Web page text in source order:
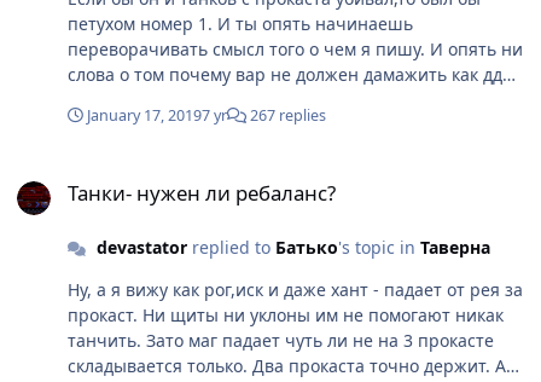
петухом номер 1. И ты опять начинаешь
переворачивать смысл того о чем я пишу. И опять ни
слова о том почему вар не должен дамажить как дд
танков. В упор не видишь этого.
January 17, 20197 yr 267 replies
Танки- нужен ли ребаланс?
devastatorreplied to Батько's topic in Таверна
Ну, а я вижу как рог,иск и даже хант - падает от рея за
прокаст. Ни щиты ни уклоны им не помогают никак
танчить. Зато маг падает чуть ли не на 3 прокасте
складывается только. Два прокаста точно держит. А